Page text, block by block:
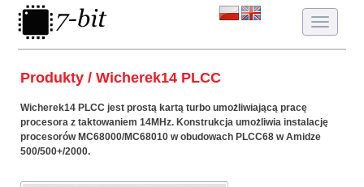
Toggle
Produkty / Wicherek14 PLCC
Wicherek14 PLCC jest prostą kartą turbo umożliwiającą pracę
procesora z taktowaniem 14MHz. Konstrukcja umożliwia instalację
procesorów MC68000/MC68010 w obudowach PLCC68 w Amidze
500/500+/2000.